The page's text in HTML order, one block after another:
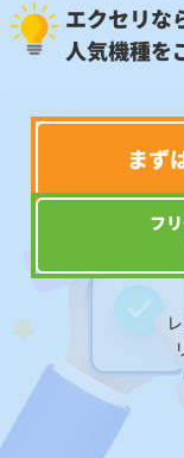
エクセリな
人気機種を
まず
フ